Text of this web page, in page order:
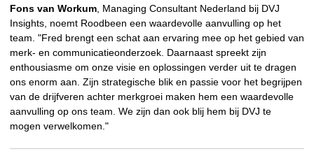
Fons van Workum , Managing Consultant Nederland bij DVJ
Insights, noemt Roodbeen een waardevolle aanvulling op het
team. "Fred brengt een schat aan ervaring mee op het gebied van
merk- en communicatieonderzoek. Daarnaast spreekt zijn
enthousiasme om onze visie en oplossingen verder uit te dragen
ons enorm aan. Zijn strategische blik en passie voor het begrijpen
van de drijfveren achter merkgroei maken hem een waardevolle
aanvulling op ons team. We zijn dan ook blij hem bij DVJ te
mogen verwelkomen."